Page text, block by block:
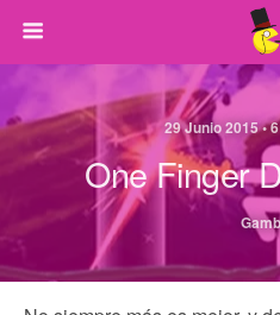
29 Junio 2015 •
One Finger